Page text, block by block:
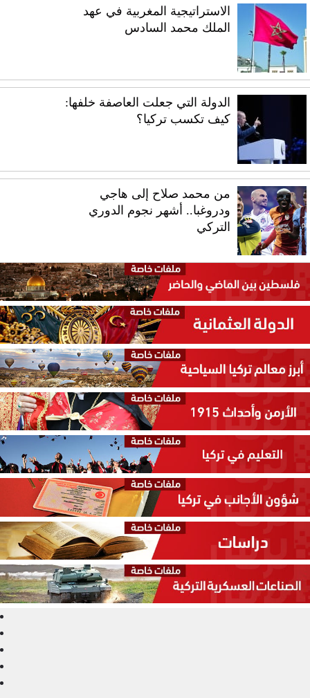
الاستراتيجية المغربية في عهد
الملك محمد السادس
الدولة التي جعلت العاصفة خلفها:
كيف تكسب تركيا؟
من محمد صلاح إلى هاجي
ودروغبا.. أشهر نجوم الدوري
التركي